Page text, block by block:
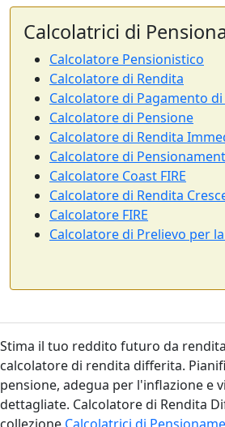
Calcolatrici di
Calcolatore Pensionistico
Calcolatore di Rendita
Calcolatore di Pagamento
Calcolatore di Pensione
Calcolatore di Rendita
Calcolatore di
Calcolatore Coast FIRE
Calcolatore di Rendita
Calcolatore FIRE
Calcolatore di Prelievo per
Stima il tuo reddito futuro da
calcolatore di rendita differita.
pensione, adegua per l'inflazione e
dettagliate. Calcolatore di Rendita